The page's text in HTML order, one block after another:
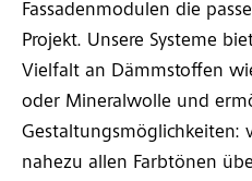
Fassadenmodulen die
Projekt. Unsere Systeme
Vielfalt an Dämmstoffen
oder Mineralwolle und
Gestaltungsmöglichkeiten:
nahezu allen Farbtönen